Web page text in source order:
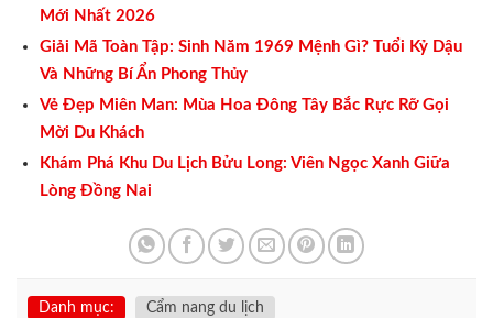
Mới Nhất 2026
Giải Mã Toàn Tập: Sinh Năm 1969 Mệnh Gì? Tuổi Kỷ Dậu
Và Những Bí Ẩn Phong Thủy
Vẻ Đẹp Miên Man: Mùa Hoa Đông Tây Bắc Rực Rỡ Gọi
Mời Du Khách
Khám Phá Khu Du Lịch Bửu Long: Viên Ngọc Xanh Giữa
Lòng Đồng Nai
Danh mục: Cẩm nang du lịch